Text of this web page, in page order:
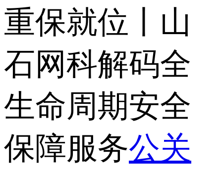
重保就位丨山
石网科解码全
生命周期安全
保障服务公关